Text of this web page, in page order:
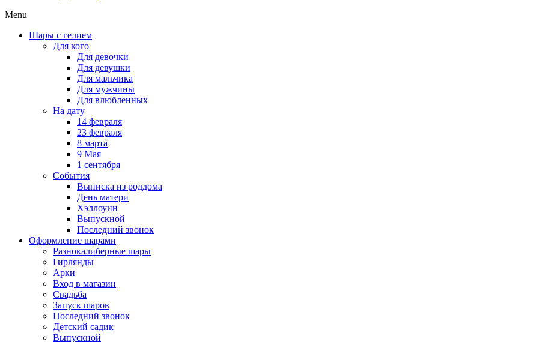
Menu
Шары с гелием
Для кого
Для девочки
Для девушки
Для мальчика
Для мужчины
Для влюбленных
На дату
14 февраля
23 февраля
8 марта
9 Мая
1 сентября
События
Выписка из роддома
День матери
Хэллоуин
Выпускной
Последний звонок
Оформление шарами
Разнокалиберные шары
Гирлянды
Арки
Вход в магазин
Свадьба
Запуск шаров
Последний звонок
Детский садик
Выпускной